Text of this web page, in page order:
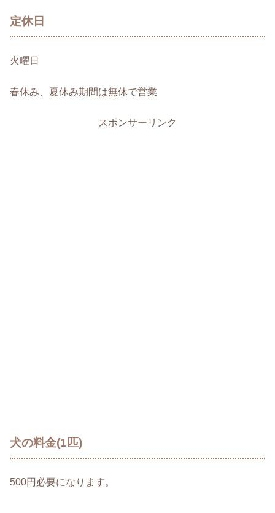
定休日
火曜日
春休み、夏休み期間は無休で営業
スポンサーリンク
犬の料金(1匹)
500円必要になります。